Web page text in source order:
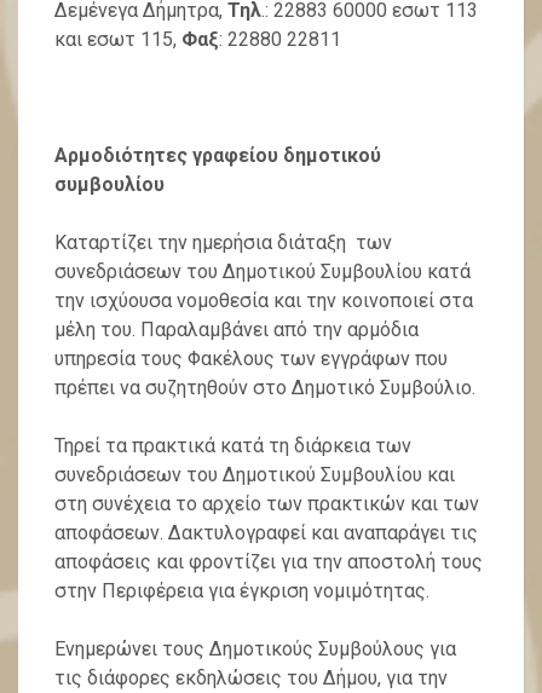
Δεμένεγα Δήμητρα, Τηλ.: 22883 60000 εσωτ 113
και εσωτ 115, Φαξ: 22880 22811
Αρμοδιότητες γραφείου δημοτικού
συμβουλίου
Καταρτίζει την ημερήσια διάταξη των
συνεδριάσεων του Δημοτικού Συμβουλίου κατά
την ισχύουσα νομοθεσία και την κοινοποιεί στα
μέλη του. Παραλαμβάνει από την αρμόδια
υπηρεσία τους Φακέλους των εγγράφων που
πρέπει να συζητηθούν στο Δημοτικό Συμβούλιο.
Τηρεί τα πρακτικά κατά τη διάρκεια των
συνεδριάσεων του Δημοτικού Συμβουλίου και
στη συνέχεια το αρχείο των πρακτικών και των
αποφάσεων. Δακτυλογραφεί και αναπαράγει τις
αποφάσεις και φροντίζει για την αποστολή τους
στην Περιφέρεια για έγκριση νομιμότητας.
Ενημερώνει τους Δημοτικούς Συμβούλους για
τις διάφορες εκδηλώσεις του Δήμου, για την